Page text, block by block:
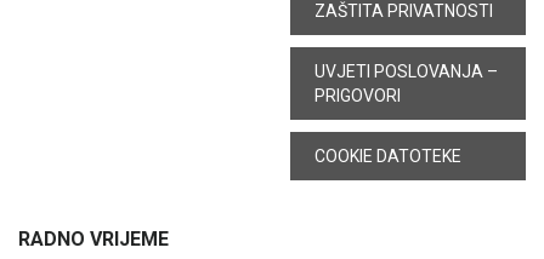
ZAŠTITA PRIVATNOSTI
UVJETI POSLOVANJA –
PRIGOVORI
COOKIE DATOTEKE
RADNO VRIJEME